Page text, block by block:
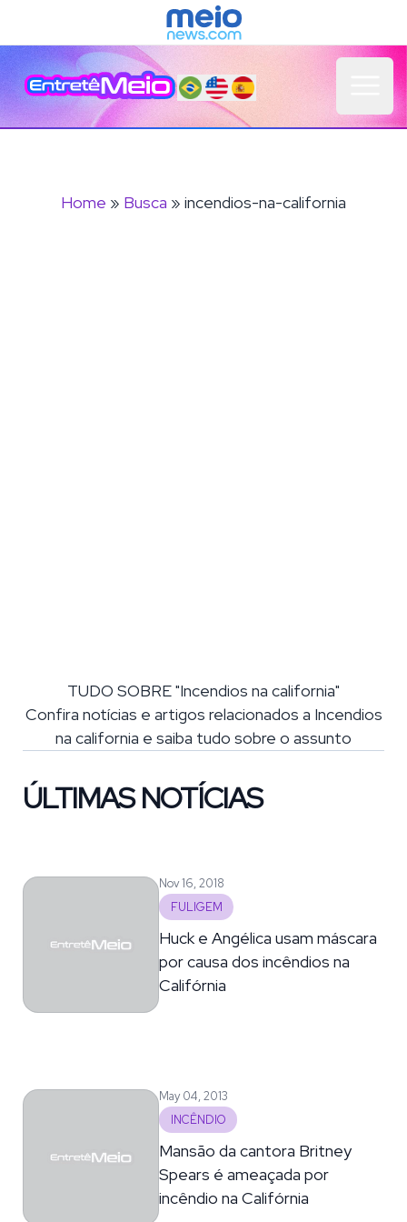
Home » Busca » incendios-na-california
TUDO SOBRE "Incendios na california"
Confira notícias e artigos relacionados a Incendios
na california e saiba tudo sobre o assunto
ÚLTIMAS NOTÍCIAS
Nov 16, 2018
FULIGEM
Huck e Angélica usam máscara
por causa dos incêndios na
Califórnia
May 04, 2013
INCÊNDIO
Mansão da cantora Britney
Spears é ameaçada por
incêndio na Califórnia